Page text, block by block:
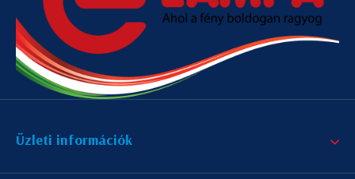
Üzleti információk